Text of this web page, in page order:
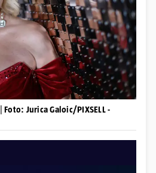
Foto: Jurica Galoic/PIXSELL -